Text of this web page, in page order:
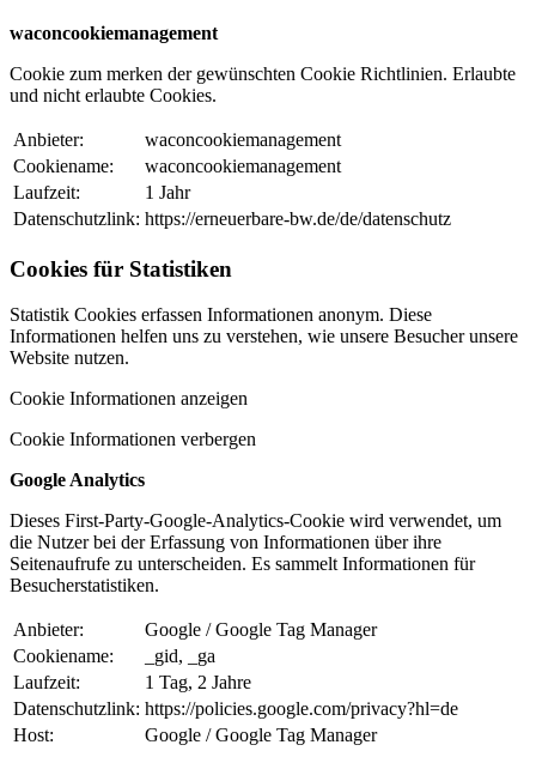
waconcookiemanagement
Cookie zum merken der gewünschten Cookie Richtlinien. Erlaubte
und nicht erlaubte Cookies.
Anbieter:
waconcookiemanagement
Cookiename:
waconcookiemanagement
Laufzeit:
1 Jahr
Datenschutzlink: https://erneuerbare-bw.de/de/datenschutz
Cookies für Statistiken
Statistik Cookies erfassen Informationen anonym. Diese
Informationen helfen uns zu verstehen, wie unsere Besucher unsere
Website nutzen.
Cookie Informationen anzeigen
Cookie Informationen verbergen
Google Analytics
Dieses First-Party-Google-Analytics-Cookie wird verwendet, um
die Nutzer bei der Erfassung von Informationen über ihre
Seitenaufrufe zu unterscheiden. Es sammelt Informationen für
Besucherstatistiken.
Anbieter:
Google / Google Tag Manager
Cookiename:
_gid, _ga
Laufzeit:
1 Tag, 2 Jahre
Datenschutzlink: https://policies.google.com/privacy?hl=de
Host:
Google / Google Tag Manager